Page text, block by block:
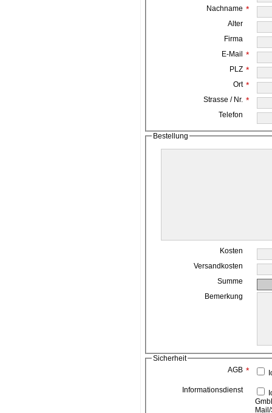
Nachname *
Alter
Firma
E-Mail
*
PLZ *
Ort *
Strasse / Nr. *
Telefon
Bestellung
Kosten
Versandkosten
Summe
Bemerkung
Sicherheit
AGB *
Informationsdienst